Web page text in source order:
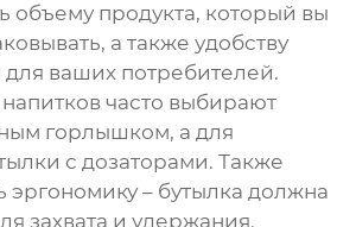
объему продукта, который вы
а также удобству
для ваших потребителей.
часто выбирают
горлышком, а для
с дозаторами. Также
эргономику – бутылка должна
захвата и удержания.